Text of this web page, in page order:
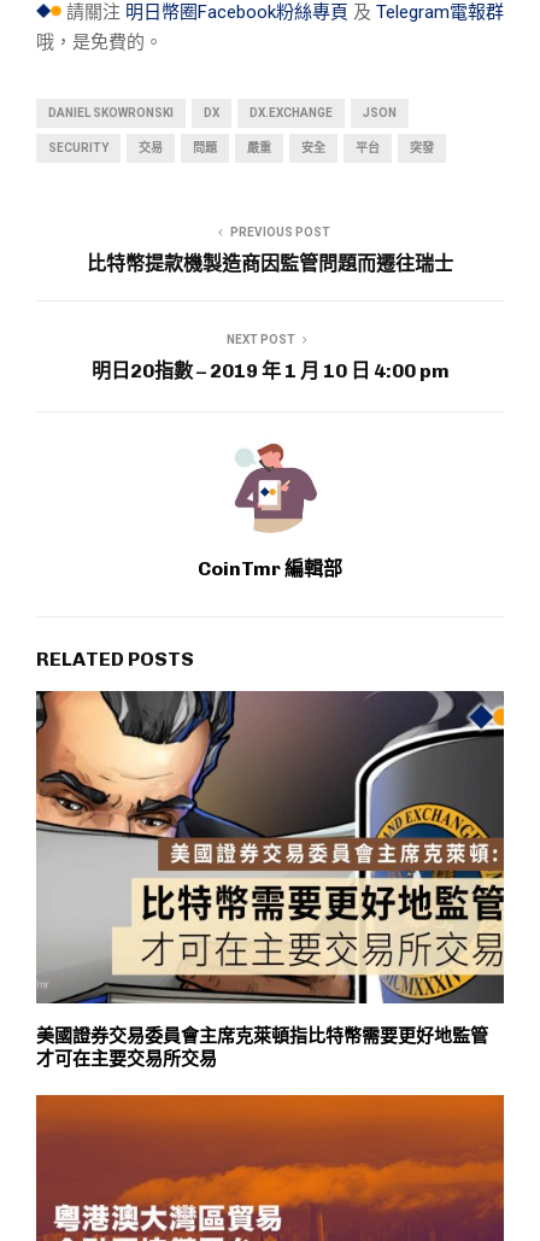
請關注 明日幣圈Facebook粉絲專頁 及 Telegram電報群
哦，是免費的。
DANIEL SKOWRONSKI DX DX.EXCHANGE JSON
SECURITY 交易 問題 嚴重 安全 平台 突發
PREVIOUS POST
比特幣提款機製造商因監管問題而遷往瑞士
NEXT POST
明日20指數 – 2019 年 1 月 10 日 4:00 pm
CoinTmr 編輯部
RELATED POSTS
美國證券交易委員會主席克萊頓指比特幣需要更好地監管
才可在主要交易所交易